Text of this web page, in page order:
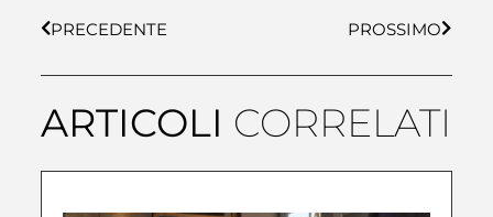
PRECEDENTE PROSSIMO
ARTICOLI CORRELATI